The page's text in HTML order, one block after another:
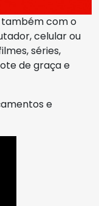
também com o
celular ou
séries,
de graça e
e